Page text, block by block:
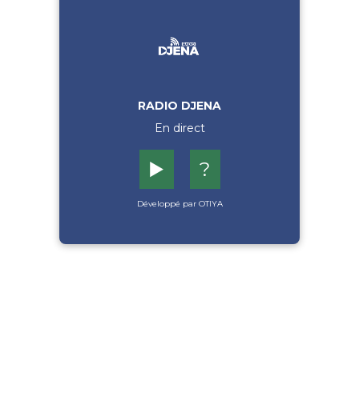
RADIO DJENA
En direct
▶️ ?
Développé par OTIYA